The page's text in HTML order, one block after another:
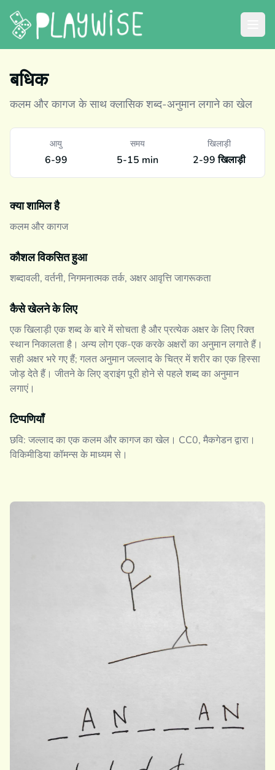
बधिक
कलम और कागज के साथ क्लासिक शब्द-अनुमान लगाने का खेल
आयु
6-99
समय
5-15 min
खिलाड़ी
2-99 खिलाड़ी
क्या शामिल है
कलम और कागज
कौशल विकसित हुआ
शब्दावली, वर्तनी, निगमनात्मक तर्क, अक्षर आवृत्ति जागरूकता
कैसे खेलने के लिए
एक खिलाड़ी एक शब्द के बारे में सोचता है और प्रत्येक अक्षर के लिए रिक्त
स्थान निकालता है। अन्य लोग एक-एक करके अक्षरों का अनुमान लगाते हैं।
सही अक्षर भरे गए हैं; गलत अनुमान जल्लाद के चित्र में शरीर का एक हिस्सा
जोड़ देते हैं। जीतने के लिए ड्राइंग पूरी होने से पहले शब्द का अनुमान
लगाएं।
टिप्पणियाँ
छवि: जल्लाद का एक कलम और कागज का खेल। CC0, मैकगेडन द्वारा।
विकिमीडिया कॉमन्स के माध्यम से।